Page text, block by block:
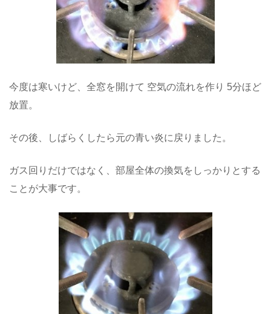
今度は寒いけど、全窓を開けて 空気の流れを作り 5分ほど
放置。
その後、しばらくしたら元の青い炎に戻りました。
ガス回りだけではなく、部屋全体の換気をしっかりとする
ことが大事です。